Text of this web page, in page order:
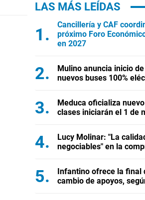
LAS MÁS LEÍDAS
Cancillería y CAF
próximo Foro
en 2027
Mulino anuncia inicio
nuevos buses 100%
Meduca oficializa
clases iniciarán el 1 de
Lucy Molinar: "La
negociables" en la
Infantino ofrece la final
cambio de apoyos,